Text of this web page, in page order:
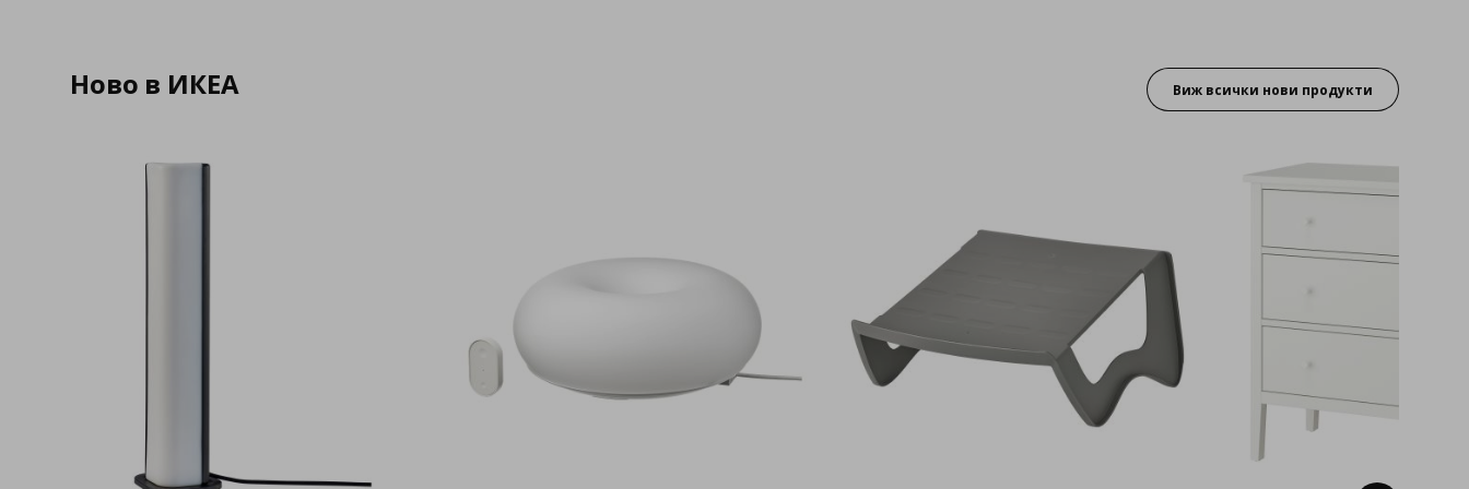
Ново в ИКЕА Виж всички нови продукти